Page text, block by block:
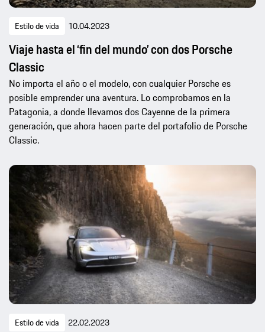
Estilo de vida 10.04.2023
Viaje hasta el ‘fin del mundo’ con dos Porsche
Classic
No importa el año o el modelo, con cualquier Porsche es
posible emprender una aventura. Lo comprobamos en la
Patagonia, a donde llevamos dos Cayenne de la primera
generación, que ahora hacen parte del portafolio de Porsche
Classic.
Estilo de vida 22.02.2023